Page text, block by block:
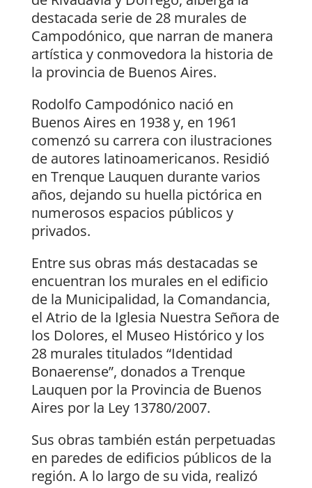
destacada serie de 28 murales de
Campodónico, que narran de manera
artística y conmovedora la historia de
la provincia de Buenos Aires.
Rodolfo Campodónico nació en
Buenos Aires en 1938 y, en 1961
comenzó su carrera con ilustraciones
de autores latinoamericanos. Residió
en Trenque Lauquen durante varios
años, dejando su huella pictórica en
numerosos espacios públicos y
privados.
Entre sus obras más destacadas se
encuentran los murales en el edificio
de la Municipalidad, la Comandancia,
el Atrio de la Iglesia Nuestra Señora de
los Dolores, el Museo Histórico y los
28 murales titulados “Identidad
Bonaerense”, donados a Trenque
Lauquen por la Provincia de Buenos
Aires por la Ley 13780/2007.
Sus obras también están perpetuadas
en paredes de edificios públicos de la
región. A lo largo de su vida, realizó